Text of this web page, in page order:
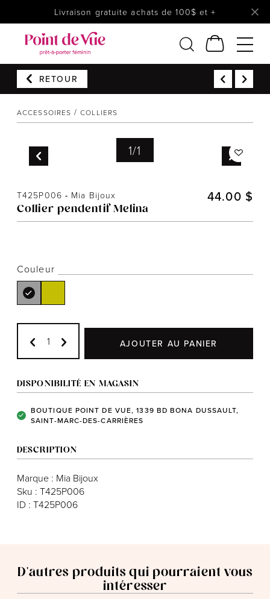
Livraison gratuite achats de 100$ et +
Femmes
Lingerie
Chaussures
Prêt à reporter
Notre histoire
L'équipe
Politiques de cookies
Politiques et conditions d'achats
RETOUR
ACCESSOIRES COLLIERS
1/1
T425P006 - Mia Bijoux
Collier pendentif Melina
44.00 $
Couleur
AJOUTER AU PANIER
DISPONIBILITÉ EN MAGASIN
BOUTIQUE POINT DE VUE, 1339 BD BONA DUSSAULT,
SAINT-MARC-DES-CARRIÈRES
DESCRIPTION
Marque : Mia Bijoux
Sku : T425P006
ID : T425P006
D'autres produits qui pourraient vous
intéresser